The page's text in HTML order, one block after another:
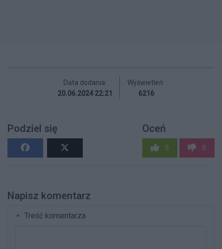
Data dodania:
20.06.2024 22:21
Wyświetleń:
6216
Podziel się Oceń
5 0
Napisz komentarz
Treść komentarza